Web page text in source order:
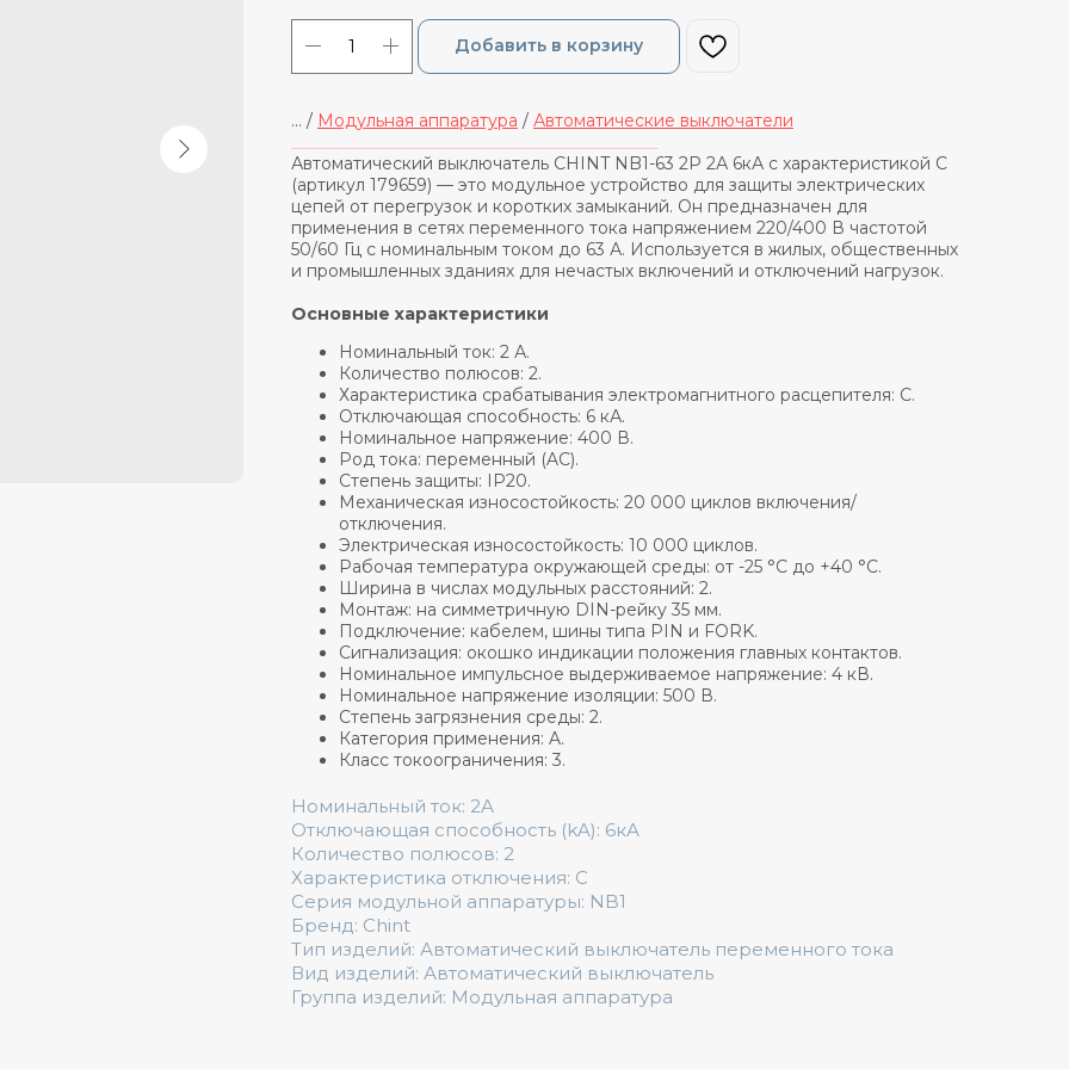
Добавить в корзину
... / Модульная аппаратура / Автоматические выключатели
Автоматический выключатель CHINT NB1-63 2P 2А 6кА с характеристикой C
(артикул 179659) — это модульное устройство для защиты электрических
цепей от перегрузок и коротких замыканий. Он предназначен для
применения в сетях переменного тока напряжением 220/400 В частотой
50/60 Гц с номинальным током до 63 А. Используется в жилых, общественных
и промышленных зданиях для нечастых включений и отключений нагрузок.
Основные характеристики
Номинальный ток: 2 А.
Количество полюсов: 2.
Характеристика срабатывания электромагнитного расцепителя: C.
Отключающая способность: 6 кА.
Номинальное напряжение: 400 В.
Род тока: переменный (AC).
Степень защиты: IP20.
Механическая износостойкость: 20 000 циклов включения/
отключения.
Электрическая износостойкость: 10 000 циклов.
Рабочая температура окружающей среды: от -25 °C до +40 °C.
Ширина в числах модульных расстояний: 2.
Монтаж: на симметричную DIN-рейку 35 мм.
Подключение: кабелем, шины типа PIN и FORK.
Сигнализация: окошко индикации положения главных контактов.
Номинальное импульсное выдерживаемое напряжение: 4 кВ.
Номинальное напряжение изоляции: 500 В.
Степень загрязнения среды: 2.
Категория применения: A.
Класс токоограничения: 3.
Номинальный ток: 2А
Отключающая способность (kA): 6кА
Количество полюсов: 2
Характеристика отключения: C
Серия модульной аппаратуры: NB1
Бренд: Chint
Тип изделий: Автоматический выключатель переменного тока
Вид изделий: Автоматический выключатель
Группа изделий: Модульная аппаратура